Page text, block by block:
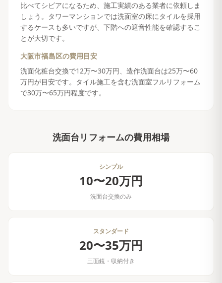
比べてシビアになるため、施工実績のある業者に依頼しま
しょう。タワーマンションでは洗面室の床にタイルを採用
するケースも多いですが、下階への遮音性能を確認するこ
とが大切です。
大阪市福島区の費用目安
洗面化粧台交換で12万〜30万円、造作洗面台は25万〜60
万円が目安です。タイル施工を含む洗面室フルリフォーム
で30万〜65万円程度です。
洗面台リフォームの費用相場
シンプル
10〜20万円
洗面台交換のみ
スタンダード
20〜35万円
三面鏡・収納付き